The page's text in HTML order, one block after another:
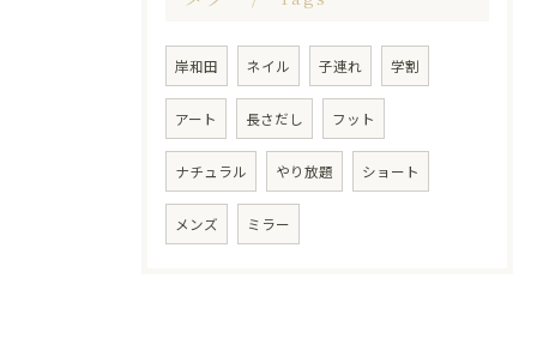
岸和田 ネイル 子連れ 学割
アート 長さだし フット
ナチュラル やり放題 ショート
メンズ ミラー